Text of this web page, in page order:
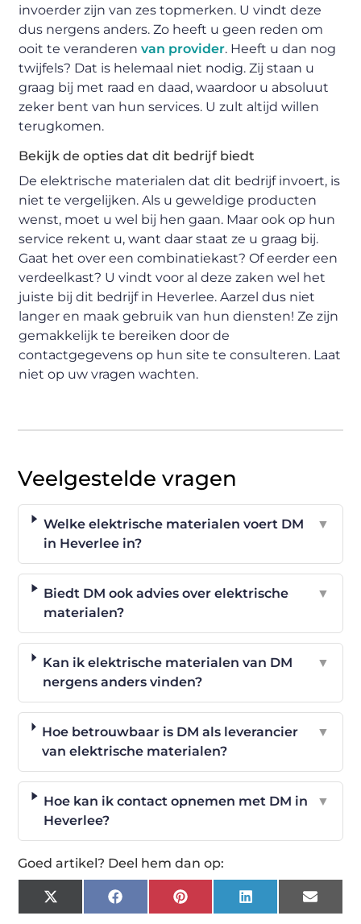
invoerder zijn van zes topmerken. U vindt deze
dus nergens anders. Zo heeft u geen reden om
ooit te veranderenvan provider. Heeft u dan nog
twijfels? Dat is helemaal niet nodig. Zij staan u
graag bij met raad en daad, waardoor u absoluut
zeker bent van hun services. U zult altijd willen
terugkomen.
Bekijk de opties dat dit bedrijf biedt
De elektrische materialen dat dit bedrijf invoert, is
niet te vergelijken. Als u geweldige producten
wenst, moet u wel bij hen gaan. Maar ook op hun
service rekent u, want daar staat ze u graag bij.
Gaat het over een combinatiekast? Of eerder een
verdeelkast? U vindt voor al deze zaken wel het
juiste bij dit bedrijf in Heverlee. Aarzel dus niet
langer en maak gebruik van hun diensten! Ze zijn
gemakkelijk te bereiken door de
contactgegevens op hun site te consulteren. Laat
niet op uw vragen wachten.
Veelgestelde vragen
Welke elektrische materialen voert DM
in Heverlee in?
▼
Biedt DM ook advies over elektrische
materialen?
▼
Kan ik elektrische materialen van DM
nergens anders vinden?
▼
Hoe betrouwbaar is DM als leverancier
van elektrische materialen?
▼
Hoe kan ik contact opnemen met DM in
Heverlee?
▼
Goed artikel? Deel hem dan op:
X
(Twitter)
FacebookPinterestLinkedIn Email